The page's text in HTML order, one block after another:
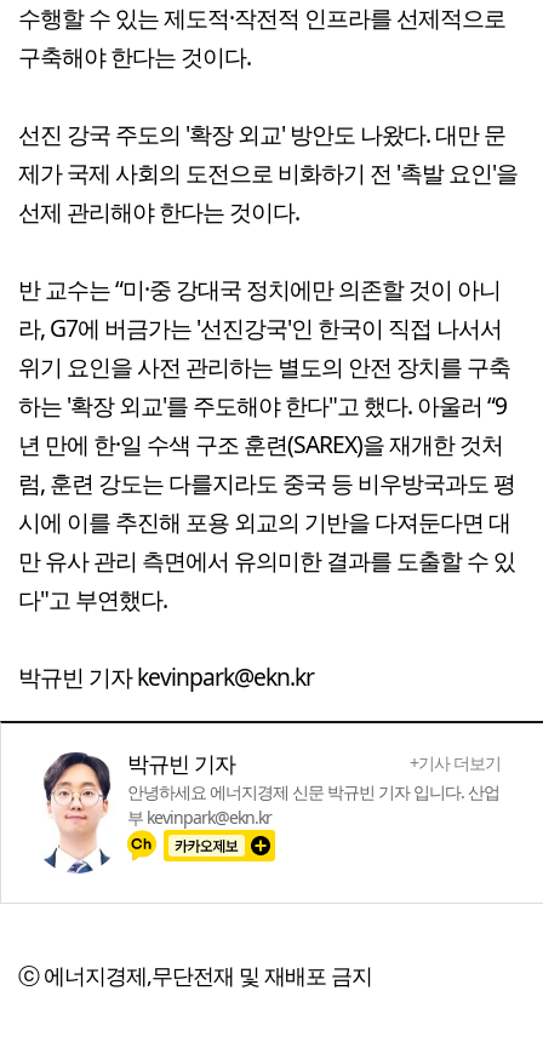
수행할 수 있는 제도적·작전적 인프라를 선제적으로
구축해야 한다는 것이다.
선진 강국 주도의 '확장 외교' 방안도 나왔다. 대만 문
제가 국제 사회의 도전으로 비화하기 전 '촉발 요인'을
선제 관리해야 한다는 것이다.
반 교수는 “미·중 강대국 정치에만 의존할 것이 아니
라, G7에 버금가는 '선진강국'인 한국이 직접 나서서
위기 요인을 사전 관리하는 별도의 안전 장치를 구축
하는 '확장 외교'를 주도해야 한다"고 했다. 아울러 “9
년 만에 한·일 수색 구조 훈련(SAREX)을 재개한 것처
럼, 훈련 강도는 다를지라도 중국 등 비우방국과도 평
시에 이를 추진해 포용 외교의 기반을 다져둔다면 대
만 유사 관리 측면에서 유의미한 결과를 도출할 수 있
다"고 부연했다.
박규빈 기자 kevinpark@ekn.kr
박규빈 기자
+기사 더보기
안녕하세요 에너지경제 신문 박규빈 기자 입니다. 산업
부 kevinpark@ekn.kr
ⓒ 에너지경제,무단전재 및 재배포 금지